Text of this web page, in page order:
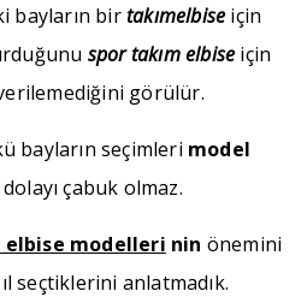
bayların birtakımelbise için
spor takım elbise için
görülür.
bayların seçimleri model
çabuk olmaz.
elbise modelleri nin önemini
seçtiklerini anlatmadık.